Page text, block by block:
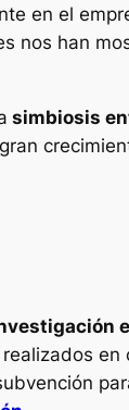
en el
nos han
simbiosis
en